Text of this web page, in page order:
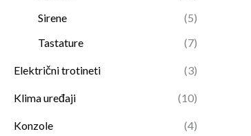
Sirene
(5)
Tastature
(7)
Električni trotineti (3)
Klima uređaji (10)
Konzole (4)